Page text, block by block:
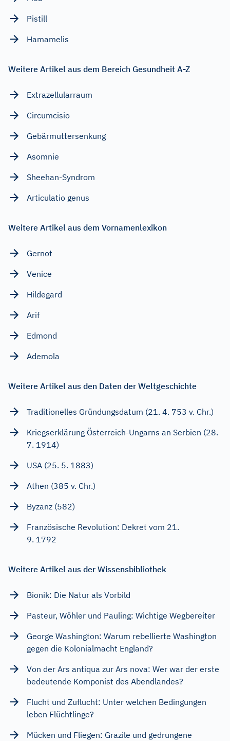
Pistill
Hamamelis
Weitere Artikel aus dem Bereich Gesundheit A-Z
Extrazellularraum
Circumcisio
Gebärmuttersenkung
Asomnie
Sheehan-Syndrom
Articulatio genus
Weitere Artikel aus dem Vornamenlexikon
Gernot
Venice
Hildegard
Arif
Edmond
Ademola
Weitere Artikel aus den Daten der Weltgeschichte
Traditionelles Gründungsdatum (21. 4. 753 v. Chr.)
Kriegserklärung Österreich-Ungarns an Serbien (28.
7. 1914)
USA (25. 5. 1883)
Athen (385 v. Chr.)
Byzanz (582)
Französische Revolution: Dekret vom 21.
9. 1792
Weitere Artikel aus der Wissensbibliothek
Bionik: Die Natur als Vorbild
Pasteur, Wöhler und Pauling: Wichtige Wegbereiter
George Washington: Warum rebellierte Washington
gegen die Kolonialmacht England?
Von der Ars antiqua zur Ars nova: Wer war der erste
bedeutende Komponist des Abendlandes?
Flucht und Zuflucht: Unter welchen Bedingungen
leben Flüchtlinge?
Mücken und Fliegen: Grazile und gedrungene